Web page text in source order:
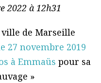
2022 à 12h31
de Marseille
27 novembre 2019
à Emmaüs pour sa
»